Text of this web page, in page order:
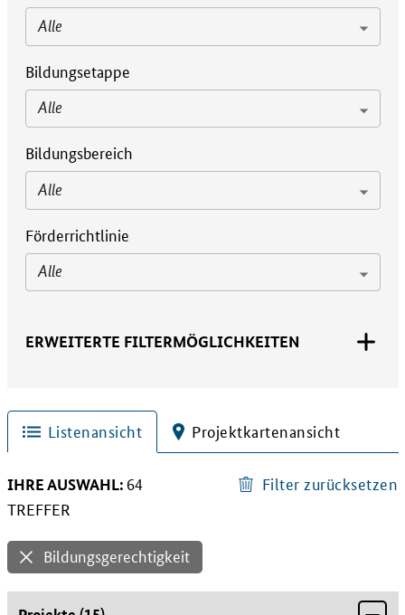
Alle
Bildungsetappe
Alle
Bildungsbereich
Alle
Förderrichtlinie
Alle
ERWEITERTE FILTERMÖGLICHKEITEN
Listenansicht Projektkartenansicht
IHRE AUSWAHL: 64
TREFFER64 TREFFER
Filter zurücksetzen
Bildungsgerechtigkeit